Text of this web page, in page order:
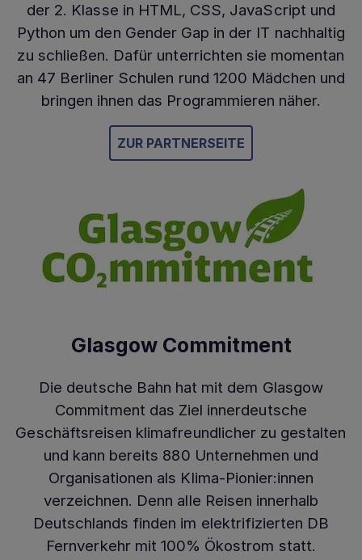
der 2. Klasse in HTML, CSS, JavaScript und
Python um den Gender Gap in der IT nachhaltig
zu schließen. Dafür unterrichten sie momentan
an 47 Berliner Schulen rund 1200 Mädchen und
bringen ihnen das Programmieren näher.
ZUR PARTNERSEITE
Glasgow Commitment
Die deutsche Bahn hat mit dem Glasgow
Commitment das Ziel innerdeutsche
Geschäftsreisen klimafreundlicher zu gestalten
und kann bereits 880 Unternehmen und
Organisationen als Klima-Pionier:innen
verzeichnen. Denn alle Reisen innerhalb
Deutschlands finden im elektrifizierten DB
Fernverkehr mit 100% Ökostrom statt.